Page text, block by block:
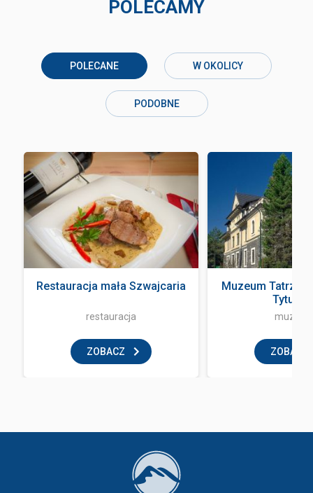
POLECAMY
POLECANE W OKOLICY
PODOBNE
Restauracja mała Szwajcaria
restauracja
ZOBACZ
Muzeum
Tytusa
ZOBACZ